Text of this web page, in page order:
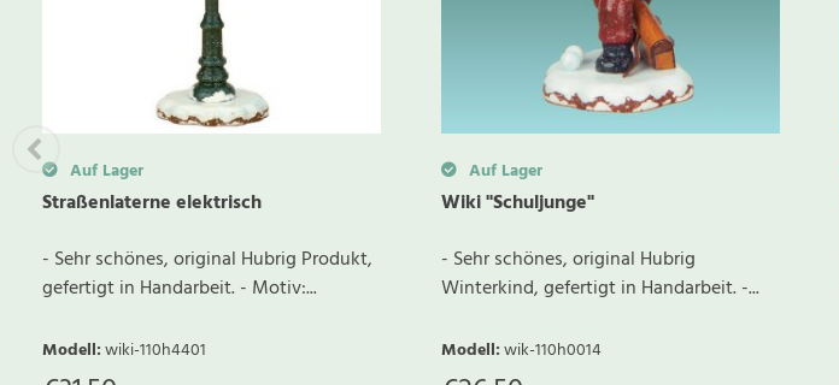
Auf Lager
Straßenlaterne elektrisch
- Sehr schönes, original Hubrig Produkt,
gefertigt in Handarbeit. - Motiv:...
Modell:wiki-110h4401
Auf Lager
Wiki "Schuljunge"
- Sehr schönes, original Hubrig
Winterkind, gefertigt in Handarbeit. -...
Modell:wik-110h0014